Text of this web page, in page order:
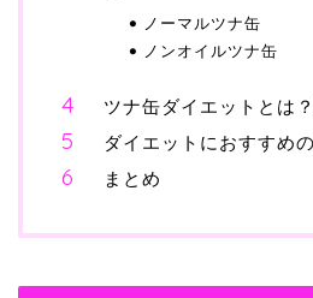
ノーマルツナ缶
ノンオイルツナ缶
ツナ缶ダイエットとは
ダイエットにおすすめ
まとめ